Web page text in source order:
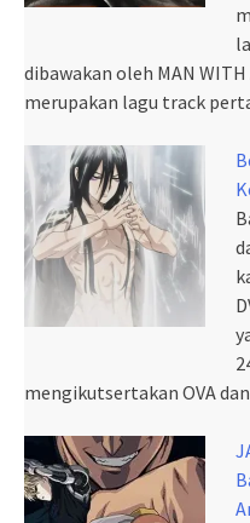
dibawakan oleh MAN
merupakan lagu track
mengikutsertakan OVA